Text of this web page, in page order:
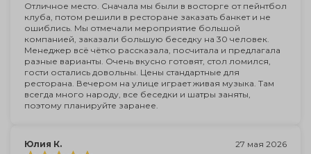
Отличное место. Сначала мы были в восторге от пейнтбол
клуба, потом решили в ресторане заказать банкет и не
ошиблись. Мы отмечали мероприятие большой
компанией, заказали большую беседку на 30 человек.
Менеджер всё чётко рассказала, посчитала и предлагала
разные варианты. Очень вкусно готовят, стол ломился,
гости остались довольны. Цены стандартные для
ресторана. Вечером на улице играет живая музыка. Там
всегда много народу, все беседки и шатры заняты,
поэтому планируйте заранее.
Юлия К. 27 мая 2026